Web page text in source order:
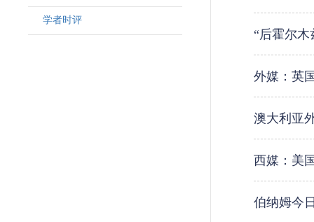
学者时评
“后霍尔
外媒：英
澳大利亚
西媒：美
伯纳姆今